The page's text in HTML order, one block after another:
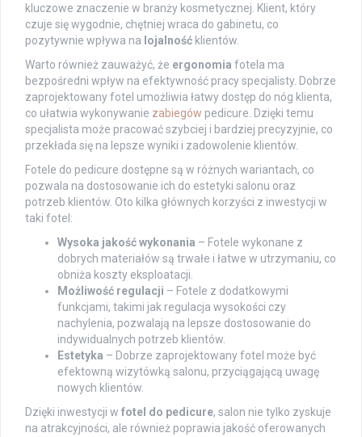
kluczowe znaczenie w branży kosmetycznej. Klient, który
czuje się wygodnie, chętniej wraca do gabinetu, co
pozytywnie wpływa na lojalność klientów.
Warto również zauważyć, że ergonomia fotela ma
bezpośredni wpływ na efektywność pracy specjalisty. Dobrze
zaprojektowany fotel umożliwia łatwy dostęp do nóg klienta,
co ułatwia wykonywanie zabiegów pedicure. Dzięki temu
specjalista może pracować szybciej i bardziej precyzyjnie, co
przekłada się na lepsze wyniki i zadowolenie klientów.
Fotele do pedicure dostępne są w różnych wariantach, co
pozwala na dostosowanie ich do estetyki salonu oraz
potrzeb klientów. Oto kilka głównych korzyści z inwestycji w
taki fotel:
Wysoka jakość wykonania – Fotele wykonane z
dobrych materiałów są trwałe i łatwe w utrzymaniu, co
obniża koszty eksploatacji.
Możliwość regulacji – Fotele z dodatkowymi
funkcjami, takimi jak regulacja wysokości czy
nachylenia, pozwalają na lepsze dostosowanie do
indywidualnych potrzeb klientów.
Estetyka – Dobrze zaprojektowany fotel może być
efektowną wizytówką salonu, przyciągającą uwagę
nowych klientów.
Dzięki inwestycji w fotel do pedicure, salon nie tylko zyskuje
na atrakcyjności, ale również poprawia jakość oferowanych